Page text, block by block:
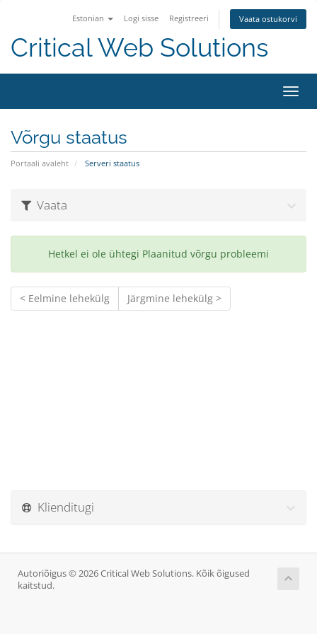
Estonian Logi sisse Registreeri Vaata ostukorvi
Critical Web Solutions
Võrgu staatus
Portaali avaleht Serveri staatus
Vaata
Hetkel ei ole ühtegi Plaanitud võrgu probleemi
< Eelmine lehekülg Järgmine lehekülg >
Klienditugi
Autoriõigus © 2026 Critical Web Solutions. Kõik õigused
kaitstud.